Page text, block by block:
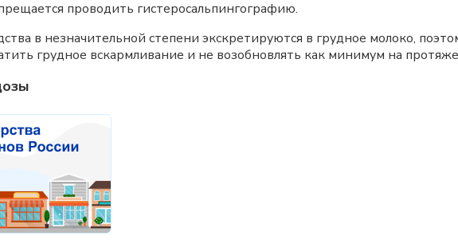
проводить гистеросальпингографию.
в незначительной степени экскретируются в грудное молоко,
грудное вскармливание и не возобновлять как минимум на